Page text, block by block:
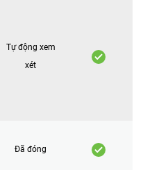
Tự động xem
xét
Đã đóng